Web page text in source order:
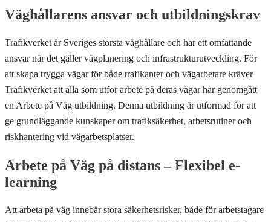
Väghållarens ansvar och utbildningskrav
Trafikverket är Sveriges största väghållare och har ett omfattande
ansvar när det gäller vägplanering och infrastrukturutveckling. För
att skapa trygga vägar för både trafikanter och vägarbetare kräver
Trafikverket att alla som utför arbete på deras vägar har genomgått
en Arbete på Väg utbildning. Denna utbildning är utformad för att
ge grundläggande kunskaper om trafiksäkerhet, arbetsrutiner och
riskhantering vid vägarbetsplatser.
Arbete på Väg på distans – Flexibel e-
learning
Att arbeta på väg innebär stora säkerhetsrisker, både för arbetstagare